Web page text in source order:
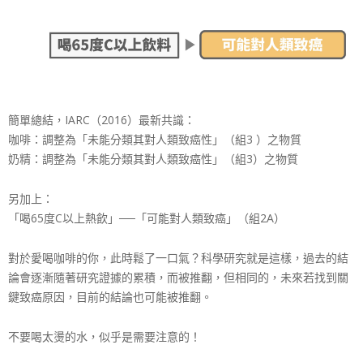
簡單總結，IARC（2016）最新共識：
咖啡：調整為「未能分類其對人類致癌性」（組3 ）之物質
奶精：調整為「未能分類其對人類致癌性」（組3）之物質
另加上：
「喝65度C以上熱飲」──「可能對人類致癌」（組2A）
對於愛喝咖啡的你，此時鬆了一口氣？科學研究就是這樣，過去的結
論會逐漸隨著研究證據的累積，而被推翻，但相同的，未來若找到關
鍵致癌原因，目前的結論也可能被推翻。
不要喝太燙的水，似乎是需要注意的！